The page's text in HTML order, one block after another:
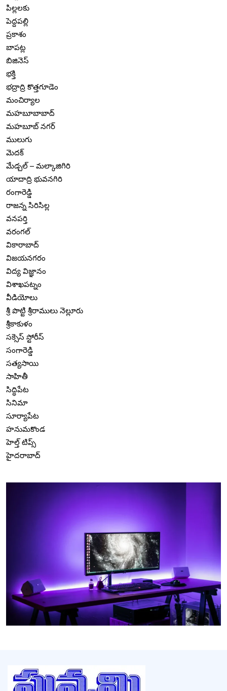
పిల్లలకు
పెద్దపల్లి
ప్రకాశం
బాపట్ల
బిజినెస్
భక్తి
భద్రాద్రి కొత్తగూడెం
మంచిర్యాల
మహబూబాబాద్
మహబూబ్ నగర్
ములుగు
మెదక్
మేడ్చల్ – మల్కాజిగిరి
యాదాద్రి భువనగిరి
రంగారెడ్డి
రాజన్న సిరిసిల్ల
వనపర్తి
వరంగల్
వికారాబాద్
విజయనగరం
విద్య విజ్ఞానం
విశాఖపట్నం
వీడియోలు
శ్రీ పొట్టి శ్రీరాములు నెల్లూరు
శ్రీకాకుళం
సక్సెస్ స్టోరీస్
సంగారెడ్డి
సత్యసాయి
సాహితీ
సిద్ధిపేట
సినిమా
సూర్యాపేట
హనుమకొండ
హెల్త్ టిప్స్
హైదరాబాద్